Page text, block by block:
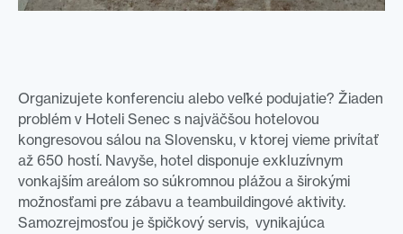
Organizujete konferenciu alebo veľké podujatie? Žiaden
problém v Hoteli Senec s najväčšou hotelovou
kongresovou sálou na Slovensku, v ktorej vieme privítať
až 650 hostí. Navyše, hotel disponuje exkluzívnym
vonkajším areálom so súkromnou plážou a širokými
možnosťami pre zábavu a teambuildingové aktivity.
Samozrejmosťou je špičkový servis, vynikajúca